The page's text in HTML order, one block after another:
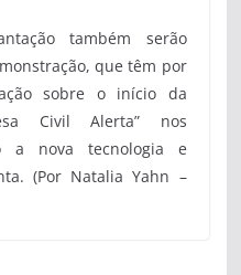
também serão
que têm por
sobre o início da
Civil Alerta” nos
a nova tecnologia e
(Por Natalia Yahn –